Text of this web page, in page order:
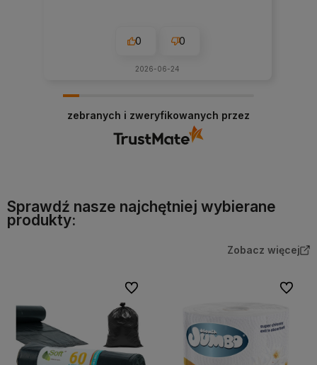
0 0
2026-06-24
zebranych i zweryfikowanych przez
Sprawdź nasze najchętniej wybierane
produkty:
Zobacz więcej
Do ulubionych Do